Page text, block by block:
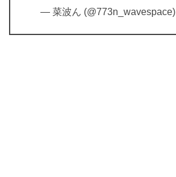
— 菜波ん (@773n_wavespace)